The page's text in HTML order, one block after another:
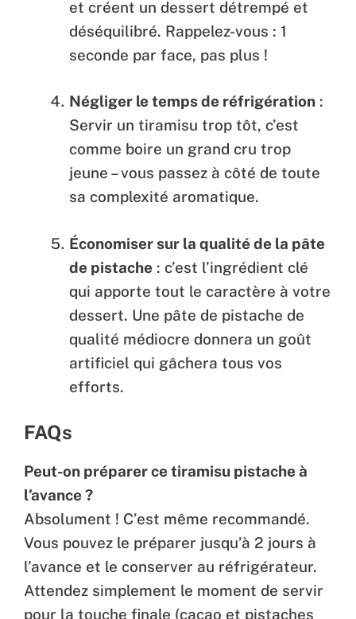
et créent un dessert détrempé et
déséquilibré. Rappelez-vous : 1
seconde par face, pas plus !
Négliger le temps de réfrigération :
Servir un tiramisu trop tôt, c’est
comme boire un grand cru trop
jeune – vous passez à côté de toute
sa complexité aromatique.
Économiser sur la qualité de la pâte
de pistache : c’est l’ingrédient clé
qui apporte tout le caractère à votre
dessert. Une pâte de pistache de
qualité médiocre donnera un goût
artificiel qui gâchera tous vos
efforts.
FAQs
Peut-on préparer ce tiramisu pistache à
l’avance ?
Absolument ! C’est même recommandé.
Vous pouvez le préparer jusqu’à 2 jours à
l’avance et le conserver au réfrigérateur.
Attendez simplement le moment de servir
pour la touche finale (cacao et pistaches